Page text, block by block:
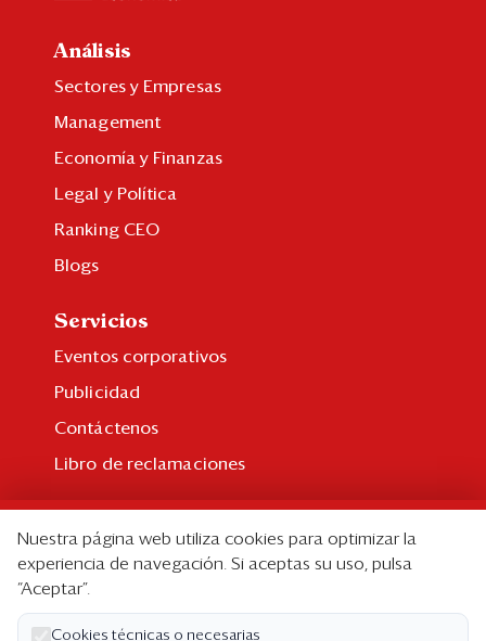
Análisis
Sectores y Empresas
Management
Economía y Finanzas
Legal y Política
Ranking CEO
Blogs
Servicios
Eventos corporativos
Publicidad
Contáctenos
Libro de reclamaciones
Suscripción individual
Paquetes corporativos
Edición Impresa
Nuestra página web utiliza cookies para optimizar la
experiencia de navegación. Si aceptas su uso, pulsa
“Aceptar”.
Cookies técnicas o necesarias